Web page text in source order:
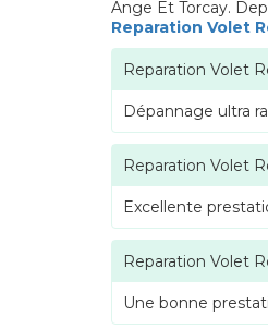
Ange Et Torcay.
Reparation Volet
Reparation Volet
Dépannage ultra
Reparation Volet
Excellente
Reparation Volet
Une bonne